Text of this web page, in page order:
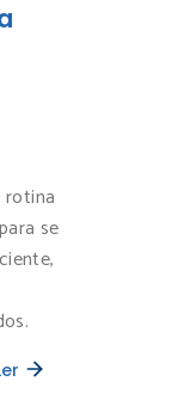
rotina
se